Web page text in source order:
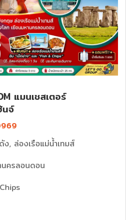
แมนเชสเตอร์
นจ์
, ล่องเรือแม่น้ำเทมส์
นครลอนดอน